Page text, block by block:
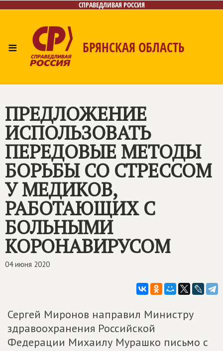
СПРАВЕДЛИВАЯ РОССИЯ
≡ БРЯНСКАЯ ОБЛАСТЬ
Контакты
ПРЕДЛОЖЕНИЕ
ИСПОЛЬЗОВАТЬ
ПЕРЕДОВЫЕ МЕТОДЫ
БОРЬБЫ СО СТРЕССОМ
У МЕДИКОВ,
РАБОТАЮЩИХ С
БОЛЬНЫМИ
КОРОНАВИРУСОМ
04 июня 2020
Сергей Миронов направил Министру
здравоохранения Российской
Федерации Михаилу Мурашко письмо с